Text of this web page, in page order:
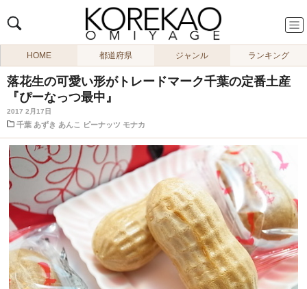
HOME 都道府県 ジャンル ランキング
落花生の可愛い形がトレードマーク千葉の定番土産
『ぴーなっつ最中』
2017 2月17日
千葉 あずき あんこ ピーナッツ モナカ